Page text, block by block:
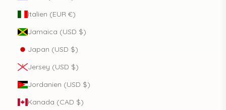
Italien (EUR €)
Jamaica (USD $)
Japan (USD $)
Jersey (USD $)
Jordanien (USD $)
Kanada (CAD $)